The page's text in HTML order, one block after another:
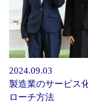
2024.09.03
製造業のサービス
ローチ方法